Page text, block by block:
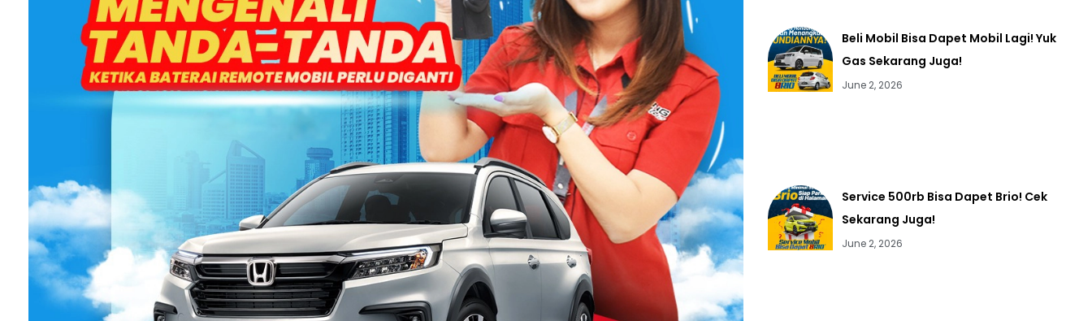
Beli Mobil Bisa Dapet Mobil Lagi! Yuk
Gas Sekarang Juga!
June 2, 2026
Service 500rb Bisa Dapet Brio! Cek
Sekarang Juga!
June 2, 2026